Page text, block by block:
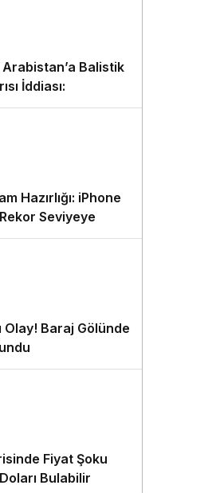
Balistik
İddiası:
veya
Hazırlığı: iPhone
Seviyeye
Olay! Baraj Gölünde
Fiyat Şoku
Bulabilir